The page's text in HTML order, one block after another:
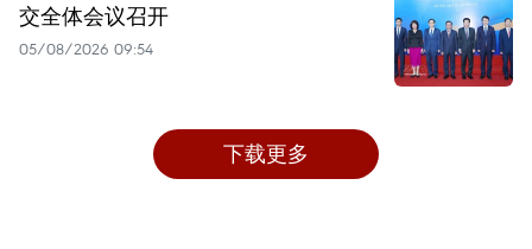
交全体会议召开
05/08/2026 09:54
下载更多